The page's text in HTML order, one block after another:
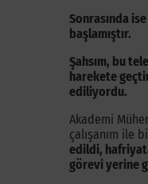
Sonrasında
başlamıştır.
Şahsım, bu
harekete
ediliyordu.
Akademi
çalışanım ile
edildi,
görevi yerine